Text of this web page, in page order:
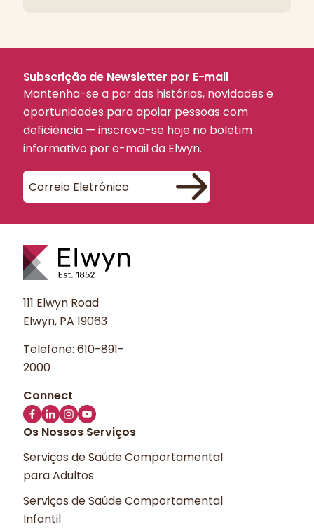
Subscrição de Newsletter por E-mail
Mantenha-se a par das histórias, novidades e
oportunidades para apoiar pessoas com
deficiência — inscreva-se hoje no boletim
informativo por e-mail da Elwyn.
111 Elwyn Road
Elwyn, PA 19063
Telefone: 610-891-
2000
Os Nossos Serviços
Serviços de Saúde Comportamental
para Adultos
Serviços de Saúde Comportamental
Infantil